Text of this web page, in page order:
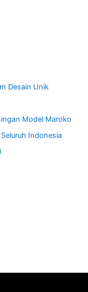
Desain Unik
Model Maroko
Indonesia